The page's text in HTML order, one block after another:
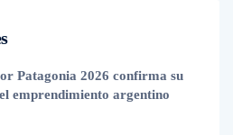
Patagonia 2026 confirma su
emprendimiento argentino